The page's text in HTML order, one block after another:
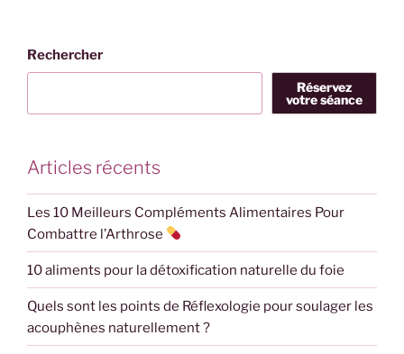
Rechercher
Réservez
votre séance
Articles récents
Les 10 Meilleurs Compléments Alimentaires Pour
Combattre l’Arthrose
10 aliments pour la détoxification naturelle du foie
Quels sont les points de Réflexologie pour soulager les
acouphènes naturellement ?